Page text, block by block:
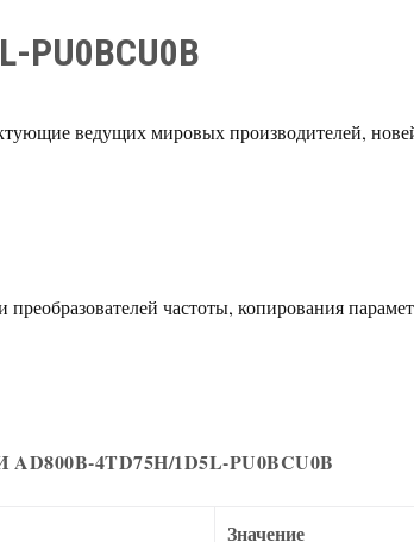
PU0BCU0B
ведущих мировых производителей,
частоты, копирования
4TD75H/1D5L-PU0BCU0B
Значение